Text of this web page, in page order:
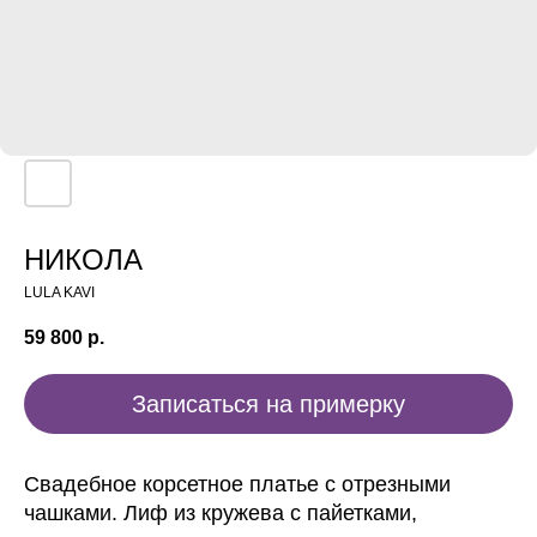
НИКОЛА
LULA KAVI
59 800 р.
Записаться на примерку
Свадебное корсетное платье с отрезными
чашками. Лиф из кружева с пайетками,